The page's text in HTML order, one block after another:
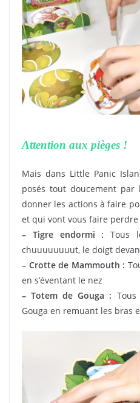
Attention aux pièges !
Mais dans Little Panic
posés tout doucement par
donner les actions à faire
et qui vont vous faire
– Tigre endormi : Tous
chuuuuuuuut, le doigt
– Crotte de Mammouth :
en s’éventant le nez
– Totem de Gouga :
Gouga en remuant les bras